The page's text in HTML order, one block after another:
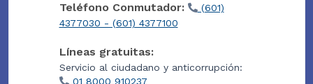
Teléfono Conmutador:
(601)
4377030 - (601) 4377100
Líneas gratuitas:
Servicio al ciudadano y anticorrupción:
01 8000 910237